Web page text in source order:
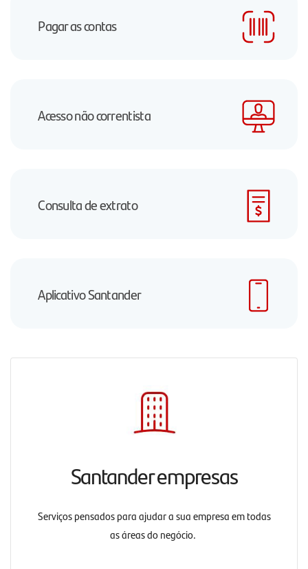
Pagar as contas
Acesso não correntista
Consulta de extrato
Aplicativo Santander
Santander empresas
Serviços pensados para ajudar a sua empresa em todas
as áreas do negócio.